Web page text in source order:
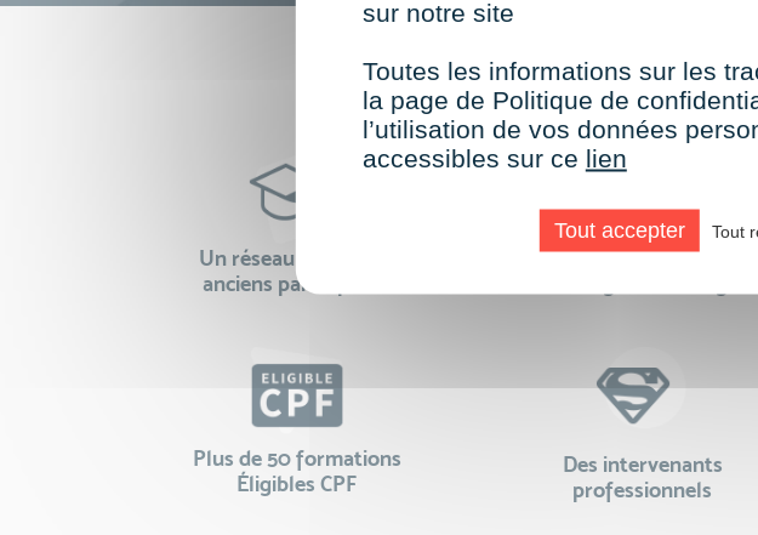
Faire le choix
Un réseau de 22 000
anciens participants
100% des formations
Plus de 50 formations
Éligibles CPF
Des intervenants
professionnels
sur notre site
Toutes les informations sur les
la page de Politique de
l’utilisation de vos données
accessibles sur ce lien
Tout accepter Tout